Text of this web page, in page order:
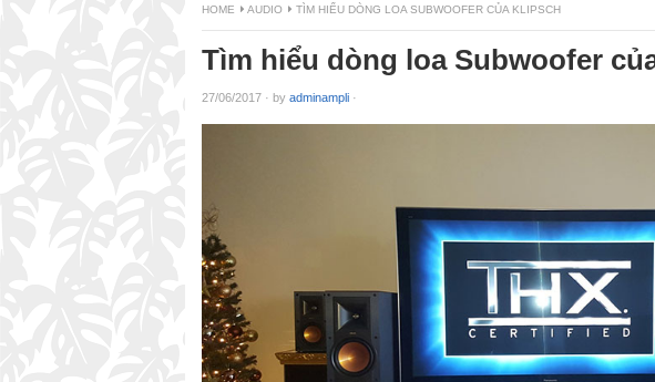
HOME AUDIO TÌM HIỂU DÒNG LOA SUBWOOFER CỦA KLIPSCH
Tìm hiểu dòng loa Subwoofer
27/06/2017 · by adminampli ·